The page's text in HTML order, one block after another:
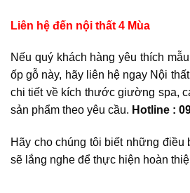
Liên hệ đến nội thất 4 Mùa
Nếu quý khách hàng yêu thích
ốp gỗ này, hãy liên hệ ngay Nội
chi tiết về kích thước giường spa,
sản phẩm theo yêu cầu. Hotline :
Hãy cho chúng tôi biết những
sẽ lắng nghe để thực hiện hoàn